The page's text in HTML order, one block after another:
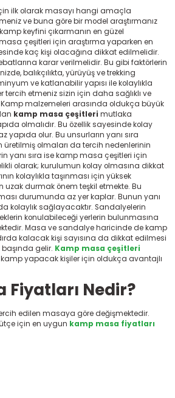
ilk olarak masayı hangi amaçla
ve buna göre bir model araştırmanız
kamp keyfini çıkarmanın en güzel
çeşitleri için araştırma yaparken en
kaç kişi olacağına dikkat edilmelidir.
karar verilmelidir. Bu gibi faktörlerin
balıkçılıkta, yürüyüş ve trekking
ve katlanabilir yapısı ile kolaylıkla
tercih etmeniz sizin için daha sağlıklı ve
malzemeleri arasında oldukça büyük
kamp masa çeşitleri mutlaka
olmalıdır. Bu özellik sayesinde kolay
yapıda olur. Bu unsurların yanı sıra
üretilmiş olmaları da tercih nedenlerinin
yanı sıra ise kamp masa çeşitleri için
olarak; kurulumun kolay olmasına dikkat
kolaylıkla taşınması için yüksek
durmak önem teşkil etmekte. Bu
durumunda az yer kaplar. Bunun yanı
kolaylık sağlayacaktır. Sandalyelerin
konulabileceği yerlerin bulunmasına
Masa ve sandalye haricinde de kamp
kalacak kişi sayısına da dikkat edilmesi
gelir. Kamp masa çeşitleri
yapacak kişiler için oldukça avantajlı
Fiyatları Nedir?
edilen masaya göre değişmektedir.
için en uygun kamp masa fiyatları